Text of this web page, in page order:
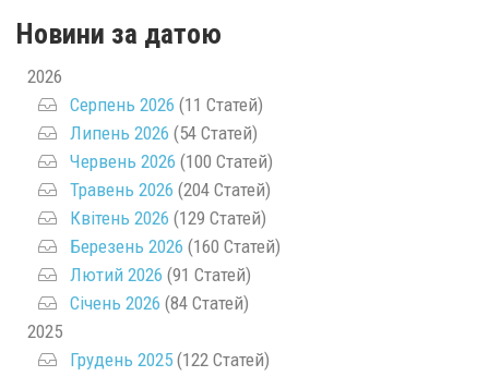
Новини за датою
2026
Серпень 2026 (11 Статей)
Липень 2026 (54 Статей)
Червень 2026 (100 Статей)
Травень 2026 (204 Статей)
Квітень 2026 (129 Статей)
Березень 2026 (160 Статей)
Лютий 2026 (91 Статей)
Січень 2026 (84 Статей)
2025
Грудень 2025 (122 Статей)